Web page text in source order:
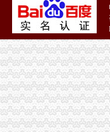
重庆分公司注册
供应重庆公司注册*办工商
重庆公司注册代理设立分公
重庆公司注册_重庆工商注册
【重庆子公司注册代理记账
重庆公司注销
重庆顶呱呱办理公司注销需
重庆双桥区重庆工商代办公
关于重庆分公司完成注销的